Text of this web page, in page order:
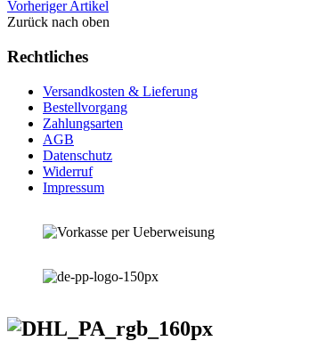
Vorheriger Artikel
Zurück nach oben
Rechtliches
Versandkosten & Lieferung
Bestellvorgang
Zahlungsarten
AGB
Datenschutz
Widerruf
Impressum